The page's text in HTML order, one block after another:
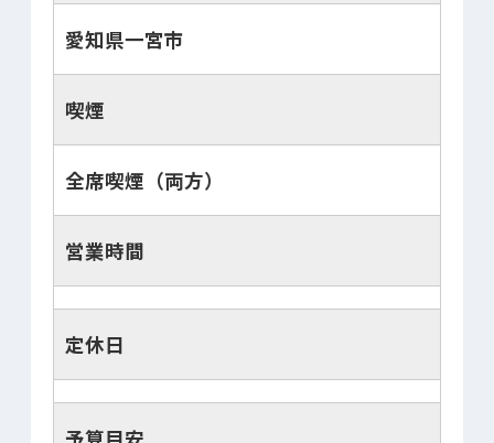
愛知県一宮市
喫煙
全席喫煙（両方）
営業時間
定休日